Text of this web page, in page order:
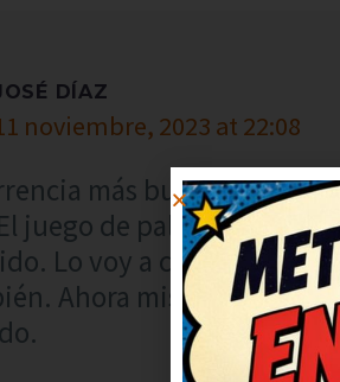
DÍAZ
noviembre, 2023 at 22:08
más buena, me ha
juego de palabras está
Lo voy a compartir con
Ahora mismo lo